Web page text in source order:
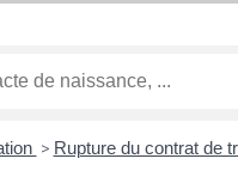
> Rupture du contrat de